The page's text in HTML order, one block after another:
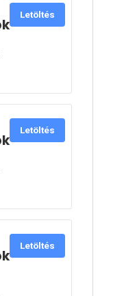
Letöltés
Letöltés
Letöltés